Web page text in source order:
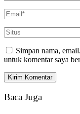
Simpan nama,
untuk komentar saya
Baca Juga